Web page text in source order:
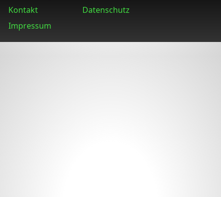
Kontakt
Datenschutz
Impressum